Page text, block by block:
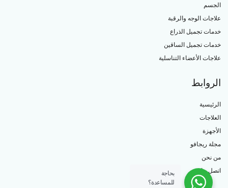
الجسم
علاجات الوجه والرقبة
خدمات تجميل الذراع
خدمات تجميل الساقين
علاجات الأعضاء التناسلية
الروابط
الرئيسية
العلاجات
الأجهزة
مجلة ريجافو
من نحن
اتصل بنا
بحاجة
للمساعدة؟